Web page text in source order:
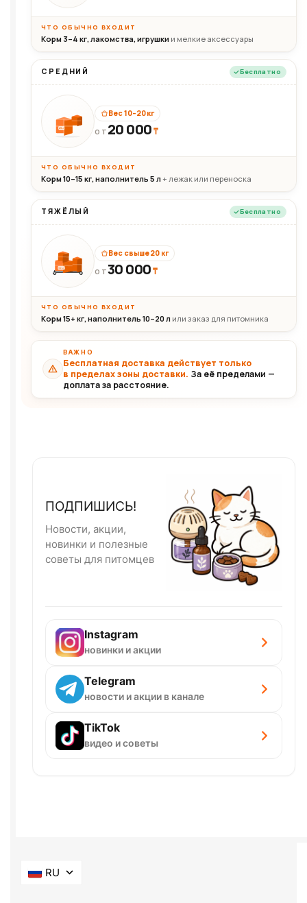
ЧТО ОБЫЧНО ВХОДИТ
Корм 3–4 кг, лакомства, игрушки и мелкие аксессуары
СРЕДНИЙ Бесплатно
20кг
Вес 10–20 кг
ОТ 20 000₸
ЧТО ОБЫЧНО ВХОДИТ
Корм 10–15 кг, наполнитель 5 л+ лежак или переноска
ТЯЖЁЛЫЙ Бесплатно
30+кг
Вес свыше 20 кг
ОТ30 000₸
ЧТО ОБЫЧНО ВХОДИТ
Корм 15+ кг, наполнитель 10–20 л или заказ для питомника
ВАЖНО
Бесплатная доставка действует только
в пределах зоны доставки. За её пределами —
доплата за расстояние.
ПОДПИШИСЬ!
Новости, акции,
новинки и полезные
советы для питомцев
Instagram
новинки и акции
Telegram
новости и акции в канале
TikTok
видео и советы
RU